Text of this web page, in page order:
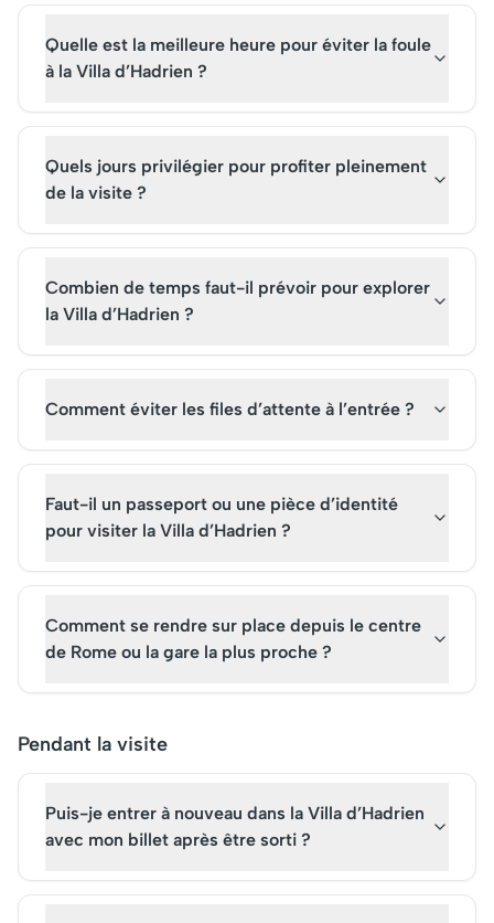
Quelle est la meilleure heure pour éviter la foule
à la Villa d’Hadrien ?
Quels jours privilégier pour profiter pleinement
de la visite ?
Combien de temps faut-il prévoir pour explorer
la Villa d’Hadrien ?
Comment éviter les files d’attente à l’entrée ?
Faut-il un passeport ou une pièce d’identité
pour visiter la Villa d’Hadrien ?
Comment se rendre sur place depuis le centre
de Rome ou la gare la plus proche ?
Pendant la visite
Puis-je entrer à nouveau dans la Villa d’Hadrien
avec mon billet après être sorti ?